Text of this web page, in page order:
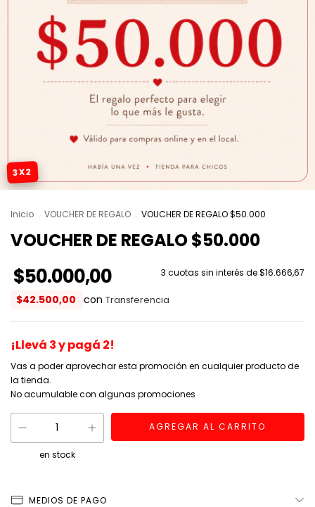
3X2
Inicio . VOUCHER DE REGALO . VOUCHER DE REGALO $50.000
VOUCHER DE REGALO $50.000
$50.000,00 3 cuotas sin interés de$16.666,67
$42.500,00 con
¡Llevá 3 y pagá 2!
Vas a poder aprovechar esta promoción en cualquier producto de
la tienda.
No acumulable con algunas promociones
en stock
MEDIOS DE PAGO